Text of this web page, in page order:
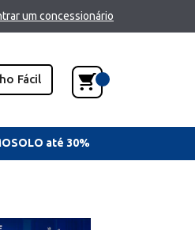
um concessionário
Fácil
até 30%